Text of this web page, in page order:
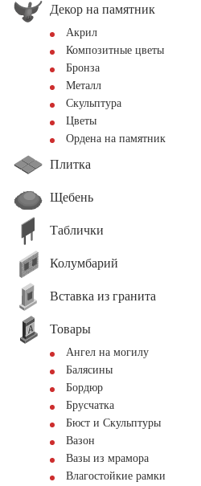
Декор на памятник
Акрил
Композитные цветы
Бронза
Металл
Скульптура
Цветы
Ордена на памятник
Плитка
Щебень
Таблички
Колумбарий
Вставка из гранита
Товары
Ангел на могилу
Балясины
Бордюр
Брусчатка
Бюст и Скульптуры
Вазон
Вазы из мрамора
Влагостойкие рамки